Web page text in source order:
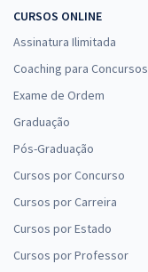
CURSOS ONLINE
Assinatura Ilimitada
Coaching para Concursos
Exame de Ordem
Graduação
Pós-Graduação
Cursos por Concurso
Cursos por Carreira
Cursos por Estado
Cursos por Professor